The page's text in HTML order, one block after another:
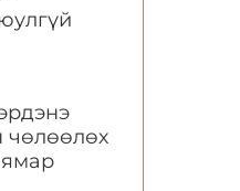
чөлөөлөх